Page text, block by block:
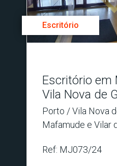
Escritório
Escritório em
Vila Nova de
Porto / Vila Nova
Mafamude e Vilar
Ref: MJ073/24